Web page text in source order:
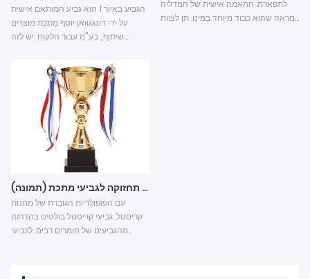
הגביע באיור 1 הוא גביע המותאם אישית
על ידי דונגגוואן יוסף מַתֶכֶת מוצרים
שיתוף., בע"מ עבור הלקוח. יש לזה
מאוד על עיצוב המוצר וייצורו של ג'וזף
לתפארת. התאמה אישית של המדליה
מראה שהוא כבוד מיוחד במינו. תן לצוות
שיתוף עצות תחזוקה לגביעי מתכת (תמונה)
עם הפופולריות הגוברת של מתנות
קריסטל, גביעי קריסטל בולטים בהדרגה
מהגביעים של חומרים רבים. לגביעי